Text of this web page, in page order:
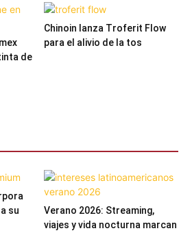
de
Chinoin lanza Troferit Flow
para el alivio de la tos
su
Verano 2026: Streaming,
viajes y vida nocturna marcan